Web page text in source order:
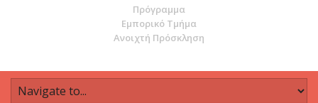
Πρόγραμμα
Εμπορικό Τμήμα
Ανοιχτή Πρόσκληση